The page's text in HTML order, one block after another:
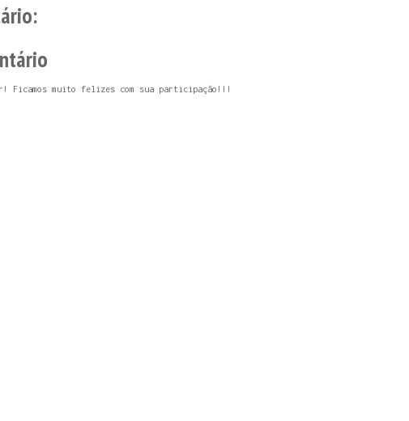
Ficamos muito felizes com sua participação!!!